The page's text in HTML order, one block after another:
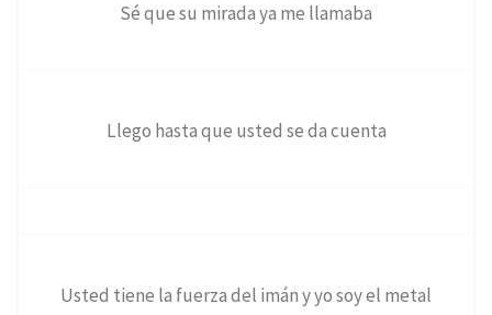
Sé que su mirada ya me llamaba
Llego hasta que usted se da cuenta
Usted tiene la fuerza del imán y yo soy el metal